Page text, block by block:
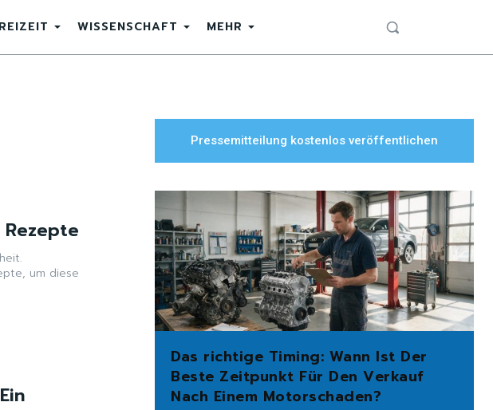
WISSENSCHAFT MEHR
um diese
Pressemitteilung kostenlos veröffentlichen
Das richtige Timing: Wann Ist Der
Beste Zeitpunkt Für Den Verkauf
Nach Einem Motorschaden?